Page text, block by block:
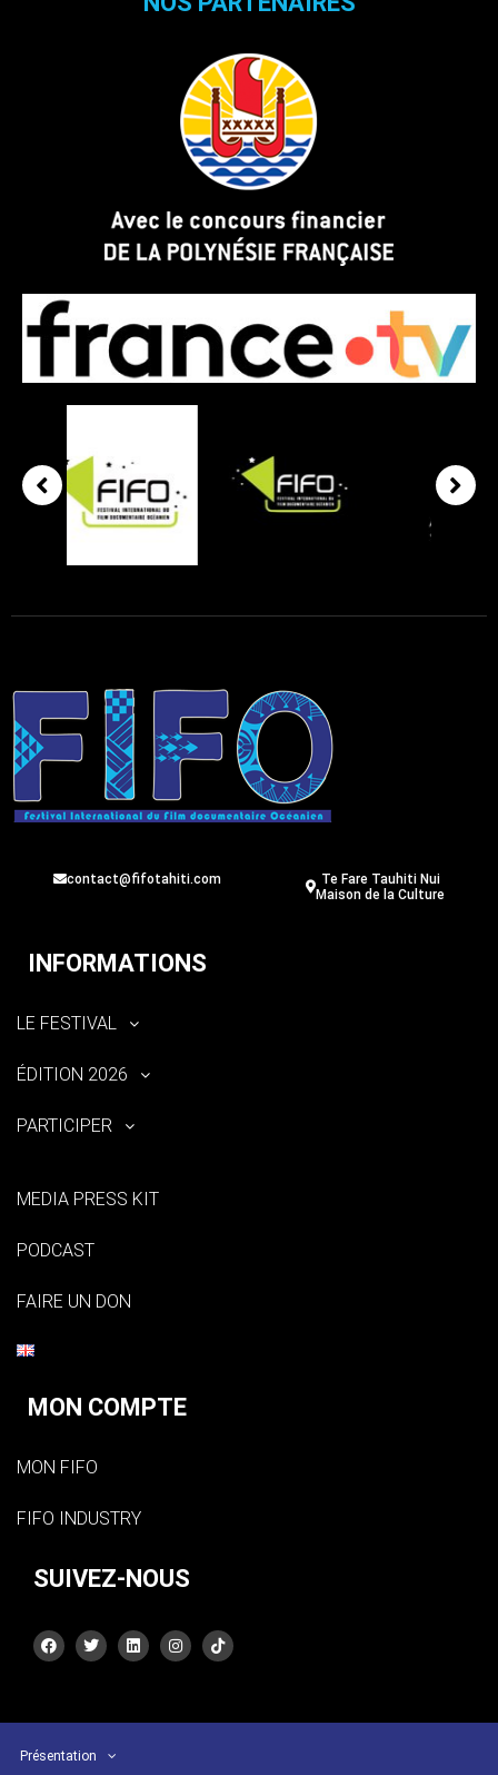
contact@fifotahiti.com
Te Fare Tauhiti Nui
Maison de la Culture
INFORMATIONS
LE FESTIVAL
ÉDITION 2026
PARTICIPER
MEDIA PRESS KIT
PODCAST
FAIRE UN DON
MON COMPTE
MON FIFO
FIFO INDUSTRY
SUIVEZ-NOUS
Présentation